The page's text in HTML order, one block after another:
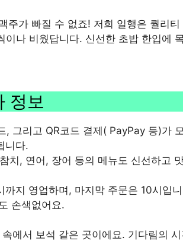
주가 빠질 수 없죠! 저희 일행은 퀄리
이나 비웠답니다. 신선한 초밥 한입에
정보
, 그리고 QR코드 결제( PayPay 등)가
니다.
치, 연어, 장어 등의 메뉴도 신선하고
까지 영업하며, 마지막 주문은 10시입
손색없어요.
에서 보석 같은 곳이에요. 기다림의